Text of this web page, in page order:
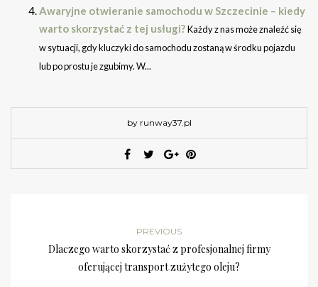
Awaryjne otwieranie samochodu w Szczecinie – kiedy
warto skorzystać z tej usługi?Każdy z nas może znaleźć się
w sytuacji, gdy kluczyki do samochodu zostaną w środku pojazdu
lub po prostu je zgubimy. W...
by runway37.pl
PREVIOUS
Dlaczego warto skorzystać z profesjonalnej firmy
oferującej transport zużytego oleju?